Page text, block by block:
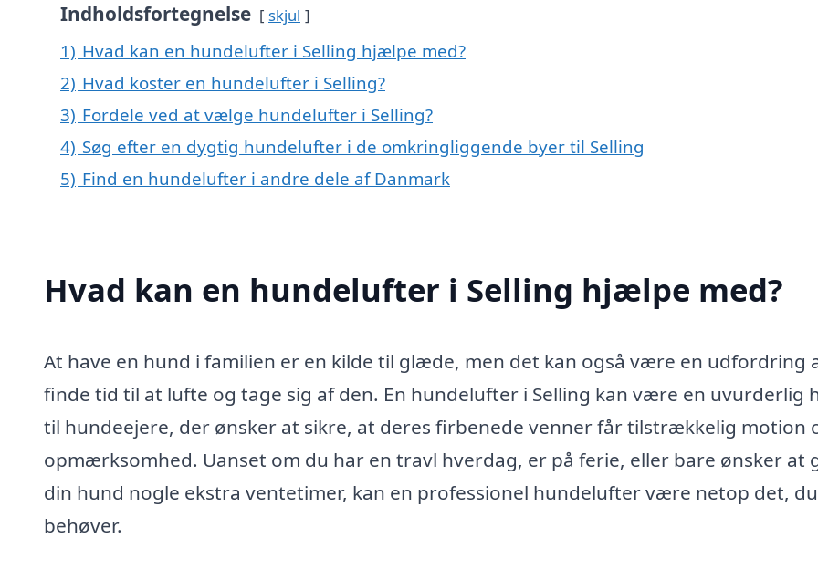
Indholdsfortegnelse skjul
1) Hvad kan en hundelufter i Selling hjælpe med?
2) Hvad koster en hundelufter i Selling?
3) Fordele ved at vælge hundelufter i Selling?
4) Søg efter en dygtig hundelufter i de omkringliggende byer til Selling
5) Find en hundelufter i andre dele af Danmark
Hvad kan en hundelufter i Selling hjælpe med?
At have en hund i familien er en kilde til glæde, men det kan også være en udfordring
finde tid til at lufte og tage sig af den. En hundelufter i Selling kan være en uvurderlig
til hundeejere, der ønsker at sikre, at deres firbenede venner får tilstrækkelig motion
opmærksomhed. Uanset om du har en travl hverdag, er på ferie, eller bare ønsker at
din hund nogle ekstra ventetimer, kan en professionel hundelufter være netop det, du
behøver.